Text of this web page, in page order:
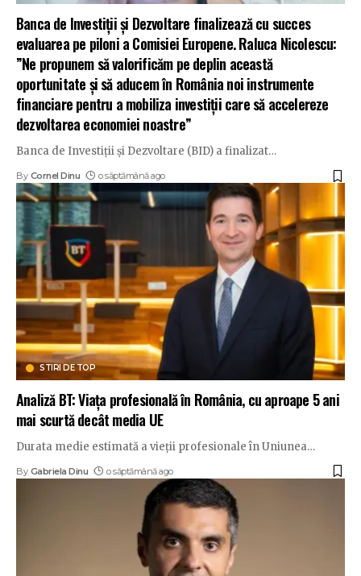
Banca de Investiții și Dezvoltare finalizează cu succes
evaluarea pe piloni a Comisiei Europene. Raluca Nicolescu:
”Ne propunem să valorificăm pe deplin această
oportunitate și să aducem în România noi instrumente
financiare pentru a mobiliza investiții care să accelereze
dezvoltarea economiei noastre”
Banca de Investiții și Dezvoltare (BID) a finalizat…
By Cornel Dinu o săptămână ago
STIRI DE TOP
Analiză BT: Viața profesională în România, cu aproape 5 ani
mai scurtă decât media UE
Durata medie estimată a vieții profesionale în Uniunea…
By Gabriela Dinu o săptămână ago